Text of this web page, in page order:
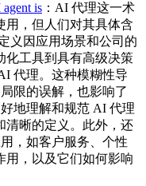
is ：AI 代理这一术
用，但人们对其具体含
义因应用场景和公司的
化工具到具有高级决策
代理。这种模糊性导
限的误解，也影响了
地理解和规范 AI 代理
清晰的定义。此外，还
，如客户服务、个性
用，以及它们如何影响